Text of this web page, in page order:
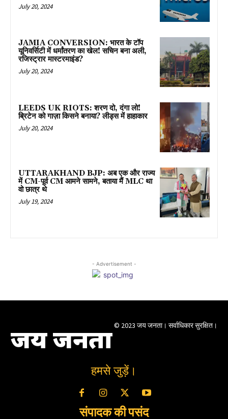
July 20, 2024
JAMIA CONVERSION: भारत के टॉप
यूनिवर्सिटी में धर्मांतरण का खेल! सचिन बना अली,
रजिस्ट्रार मास्टरमाइंड?
July 20, 2024
LEEDS UK RIOTS: शरण दो, दंगा लो!
ब्रिटेन को गाज़ा किसने बनाया? लीड्स में हाहाकार
July 20, 2024
UTTARAKHAND BJP: अब एक और राज्य
में CM-पूर्व CM आमने सामने, बताया मैं MLC था
वो छात्र थे
July 19, 2024
- Advertisement -
जय जनता © 2023 जय जनता। सर्वाधिकार सुरक्षित।
हमसे जुड़ें।
संपादक की पसंद